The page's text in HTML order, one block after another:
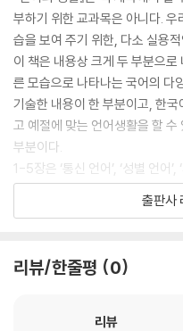
부하기 위한 교과목은 아니다.
습을 보여 주기 위한, 다소 실용
이 책은 내용상 크게 두 부분으
른 모습으로 나타나는 국어의 다
기술한 내용이 한 부분이고, 한
고 예절에 맞는 언어생활을 할
부분이다.
1-5장은 ‘통신 언어’, ‘성별 언어’,
이루어져 있는데, 국어학에 대한
다. 그러나 우리가 국어생활을
기대한다.
식’으로 이루어져 있다. 우리가
출판사
리뷰/한줄평 0
리뷰